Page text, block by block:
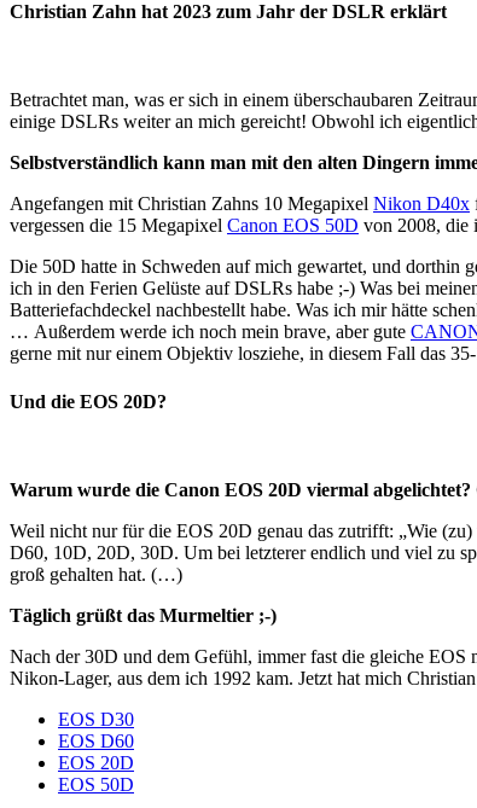
Christian Zahn hat 2023 zum Jahr der DSLR erklärt
Betrachtet man, was er sich in einem überschaubaren
einige DSLRs weiter an mich gereicht! Obwohl ich
Selbstverständlich kann man mit den alten Dingern
Angefangen mit Christian Zahns 10 Megapixel Nikon D40x
vergessen die 15 Megapixel Canon EOS 50D von 2008, die
Die 50D hatte in Schweden auf mich gewartet, und dorthin
ich in den Ferien Gelüste auf DSLRs habe ;-) Was bei
Batteriefachdeckel nachbestellt habe. Was ich mir hätte
… Außerdem werde ich noch mein brave, aber gute
gerne mit nur einem Objektiv losziehe, in diesem Fall das
Und die EOS 20D?
Warum wurde die Canon EOS 20D viermal abgelichtet?
Weil nicht nur für die EOS 20D genau das zutrifft: „Wie
D60, 10D, 20D, 30D. Um bei letzterer endlich und viel zu
groß gehalten hat. (…)
Täglich grüßt das Murmeltier ;-)
Nach der 30D und dem Gefühl, immer fast die gleiche EOS
Nikon-Lager, aus dem ich 1992 kam. Jetzt hat mich
EOS D30
EOS D60
EOS 20D
EOS 50D